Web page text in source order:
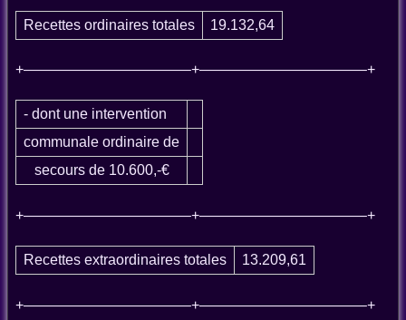
Recettes ordinaires totales 19.132,64
+———————————–+———————————–+
- dont une intervention
communale ordinaire de
secours de 10.600,-€
+———————————–+———————————–+
Recettes extraordinaires totales 13.209,61
+———————————–+———————————–+